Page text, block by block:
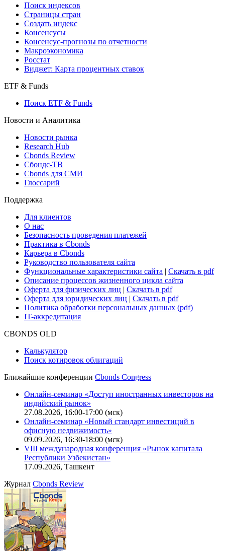
Поиск индексов
Страницы стран
Создать индекс
Консенсусы
Консенсус-прогнозы по отчетности
Макроэкономика
Росстат
Виджет: Карта процентных ставок
ETF & Funds
Поиск ETF & Funds
Новости и Аналитика
Новости рынка
Research Hub
Cbonds Review
Сбондс-ТВ
Cbonds для СМИ
Глоссарий
Поддержка
Для клиентов
О нас
Безопасность проведения платежей
Практика в Cbonds
Карьера в Cbonds
Руководство пользователя сайта
Функциональные характеристики сайта | Скачать в pdf
Описание процессов жизненного цикла сайта
Оферта для физических лиц | Скачать в pdf
Оферта для юридических лиц | Скачать в pdf
Политика обработки персональных данных (pdf)
IT-аккредитация
CBONDS OLD
Калькулятор
Поиск котировок облигаций
Ближайшие конференции Cbonds Congress
Онлайн-семинар «Доступ иностранных инвесторов на
индийский рынок»
27.08.2026, 16:00-17:00 (мск)
Онлайн-семинар «Новый стандарт инвестиций в
офисную недвижимость»
09.09.2026, 16:30-18:00 (мск)
VIII международная конференция «Рынок капитала
Республики Узбекистан»
17.09.2026, Ташкент
Журнал Cbonds Review